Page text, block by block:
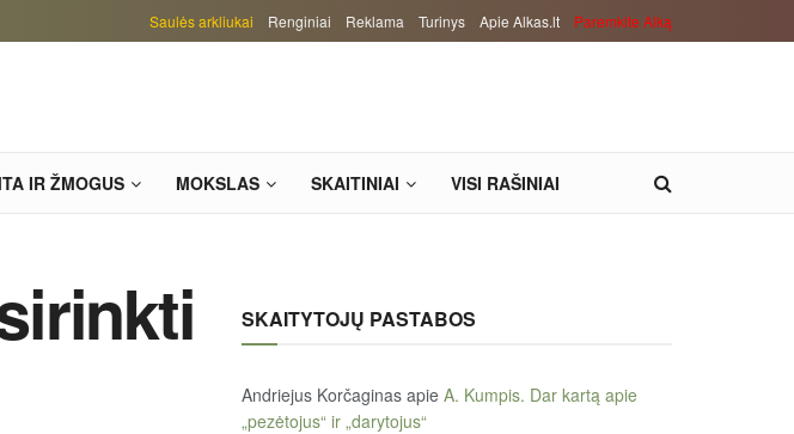
Saulės arkliukai Renginiai Reklama Turinys Apie Alkas.lt Paremkite Alką
IR ŽMOGUS MOKSLAS SKAITINIAI VISI RAŠINIAI
SKAITYTOJŲ PASTABOS
Andriejus Korčaginas apie A. Kumpis. Dar kartą apie
„pezėtojus“ ir „darytojus“